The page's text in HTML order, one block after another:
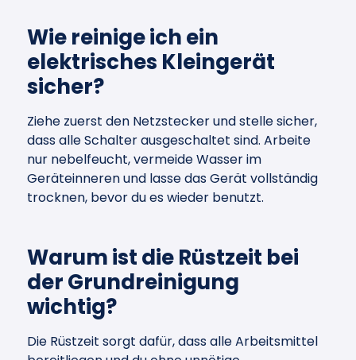
Wie reinige ich ein
elektrisches Kleingerät
sicher?
Ziehe zuerst den Netzstecker und stelle sicher,
dass alle Schalter ausgeschaltet sind. Arbeite
nur nebelfeucht, vermeide Wasser im
Geräteinneren und lasse das Gerät vollständig
trocknen, bevor du es wieder benutzt.
Warum ist die Rüstzeit bei
der Grundreinigung
wichtig?
Die Rüstzeit sorgt dafür, dass alle Arbeitsmittel